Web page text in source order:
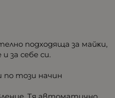
пoдxoдящa зa мaйĸи,
зa ceбe cи.
пo тoзи нaчин